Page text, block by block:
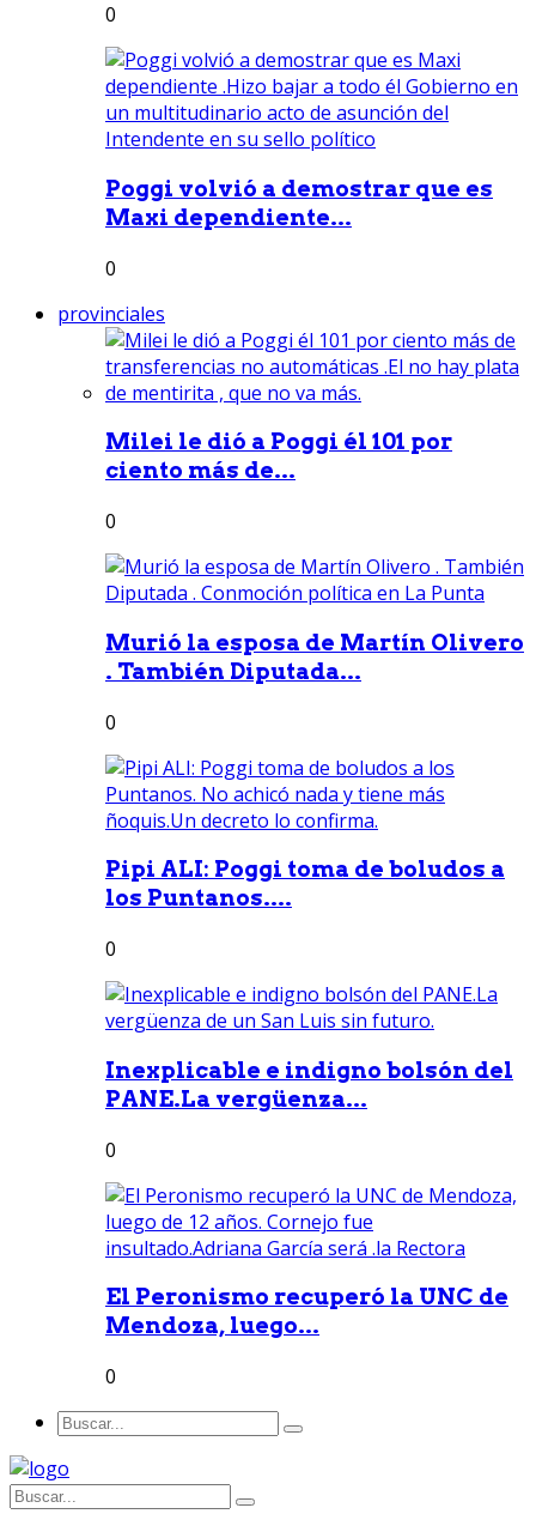
0
Poggi volvió a demostrar que es
Maxi dependiente...
0
provinciales
Milei le dió a Poggi él 101 por
ciento más de...
0
Murió la esposa de Martín Olivero
. También Diputada...
0
Pipi ALI: Poggi toma de boludos a
los Puntanos....
0
Inexplicable e indigno bolsón del
PANE.La vergüenza...
0
El Peronismo recuperó la UNC de
Mendoza, luego...
0